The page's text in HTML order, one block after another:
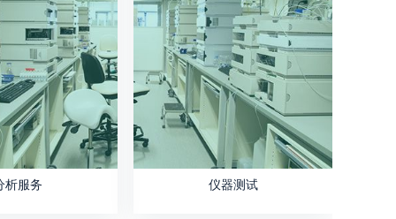
析服务 仪器测试